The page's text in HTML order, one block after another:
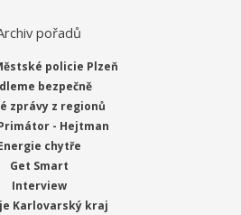
pořadů
policie Plzeň
bezpečně
zprávy z regionů
- Hejtman
chytře
Get Smart
Interview
Karlovarský kraj